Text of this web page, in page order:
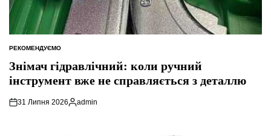
ОПУБЛІКУВАТИ
У
РЕКОМЕНДУЄМО
Знімач гідравлічний: коли ручний
інструмент вже не справляється з деталлю
31 Липня 2026
Опубліковано
admin